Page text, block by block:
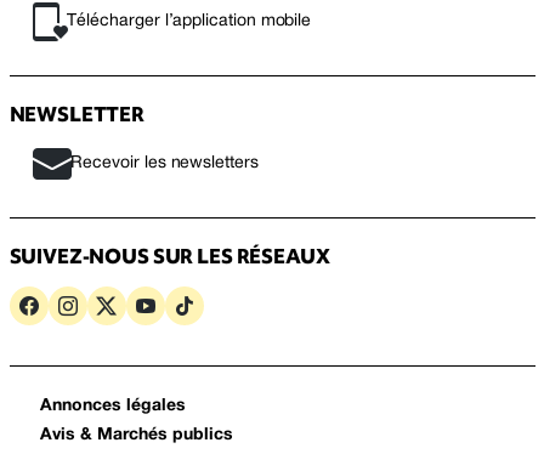
Télécharger l’application mobile
NEWSLETTER
Recevoir les newsletters
SUIVEZ-NOUS SUR LES RÉSEAUX
Annonces légales
Avis & Marchés publics